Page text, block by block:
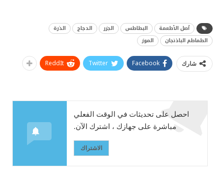
أصل الأطعمة البطاطس الجزر الدجاج
الذرة
الطماطم الباذنجان
الموز
شارك Facebook
Twitter
ReddIt
احصل على تحديثات في الوقت الفعلي
مباشرة على جهازك ، اشترك الآن.
الاشتراك